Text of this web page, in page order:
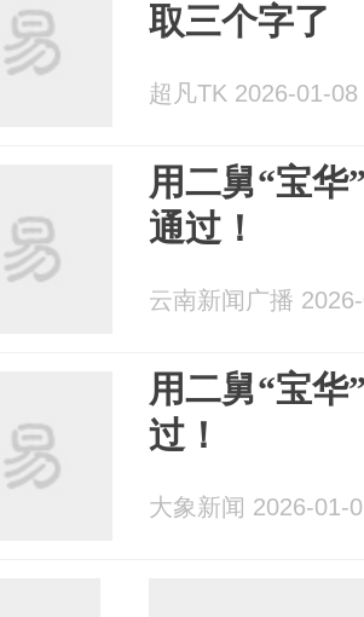
取三个字了
超凡TK 2026-01-08
用二舅“宝华
通过！
云南新闻广播
用二舅“宝华
过！
大象新闻 2026-01-